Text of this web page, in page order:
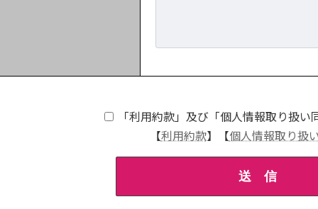
「利用約款」及び「個人情報取り扱
【利用約款】 【個人情報取り扱